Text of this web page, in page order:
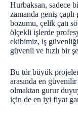
Hurbaksan, sadece
zamanda geniş çaplı
bozumu, çelik çatı
ölçekli işlerde
ekibimiz, iş
güvenli ve hızlı bir
Bu tür büyük
arasında en
olmaktan gurur
için de en iyi fiyat